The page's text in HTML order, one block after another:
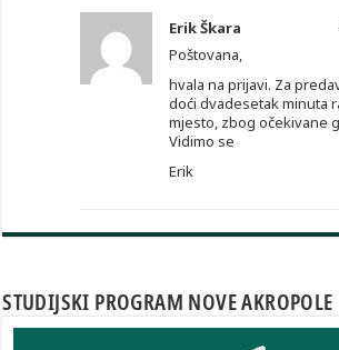
Erik Škara
Poštovana,
hvala na prijavi. Za
doći dvadesetak minuta
mjesto, zbog očekivane
Vidimo se
Erik
STUDIJSKI PROGRAM NOVE AKROPOLE